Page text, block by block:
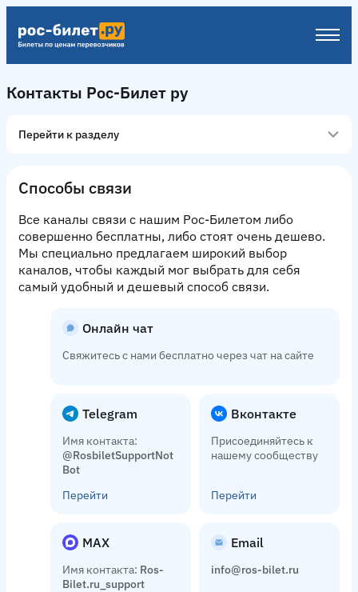
Контакты Рос-Билет ру
Перейти к разделу
Способы связи
Все каналы связи с нашим Рос-Билетом либо
совершенно бесплатны, либо стоят очень дешево.
Мы специально предлагаем широкий выбор
каналов, чтобы каждый мог выбрать для себя
самый удобный и дешевый способ связи.
Онлайн чат
Свяжитесь с нами бесплатно через чат на сайте
Telegram
Имя контакта:
@RosbiletSupportNot
Bot
Перейти
Вконтакте
Присоединяйтесь к
нашему сообществу
Перейти
MAX
Имя контакта: Ros-
Bilet.ru_support
Email
info@ros-bilet.ru